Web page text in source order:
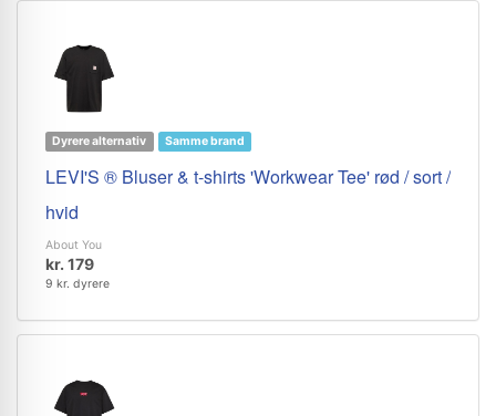
Dyrere alternativ Samme brand
LEVI'S ® Bluser & t-shirts 'Workwear Tee' rød / sort /
hvid
About You
kr. 179
9 kr. dyrere